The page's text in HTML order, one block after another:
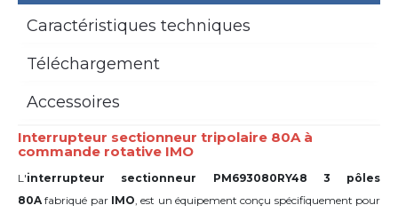
Caractéristiques techniques
Téléchargement
Accessoires
Interrupteur sectionneur tripolaire 80A à
commande rotative IMO
L'interrupteur sectionneur PM693080RY48 3 pôles
80Afabriqué par IMO, est un équipement conçu spécifiquement pour